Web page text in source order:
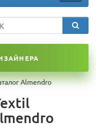
Almendro